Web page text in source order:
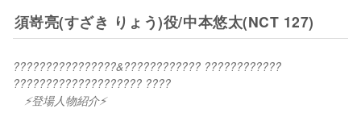
須嵜亮(すざき りょう)役/中本悠太(NCT 127)
????????????????&???????????? ????????????
???????????????????? ????
⚡登場人物紹介⚡